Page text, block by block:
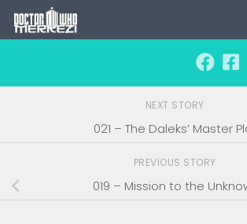
Skip to content
NEXT STORY
021 – The Daleks’ Master
PREVIOUS STORY
019 – Mission to the